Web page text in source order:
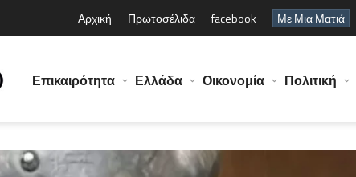
Αρχική Πρωτοσέλιδα facebook Με Μια Ματιά
Επικαιρότητα Ελλάδα Οικονομία Πολιτική